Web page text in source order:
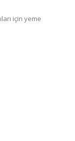
için yeme